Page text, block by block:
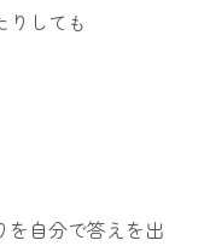
りしても
を自分で答えを出